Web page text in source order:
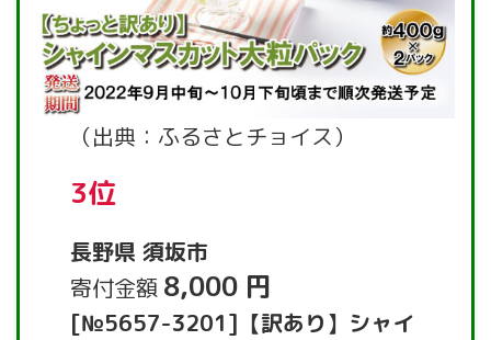
（出典：ふるさとチョイス）
3位
長野県 須坂市
寄付金額 8,000 円
[№5657-3201]【訳あり】シャイ